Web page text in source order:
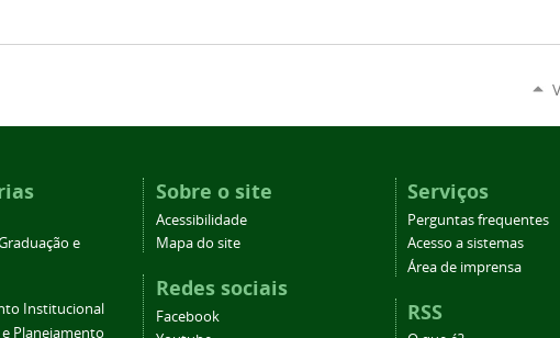
e
Institucional
Planejamento
Sobre o site
Acessibilidade
Mapa do site
Redes sociais
Facebook
Serviços
Perguntas frequentes
Acesso a sistemas
Área de imprensa
RSS